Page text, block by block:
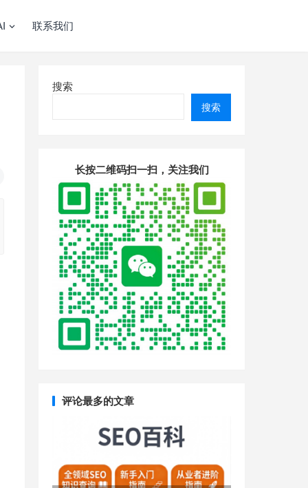
联系我们
搜索
搜索
长按二维码扫一扫，关注我们
评论最多的文章